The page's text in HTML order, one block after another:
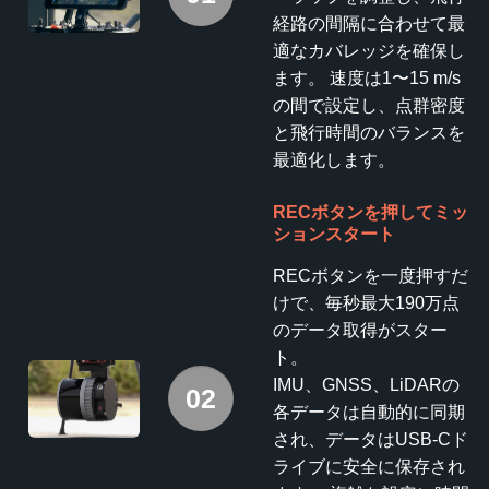
経路の間隔に合わせて最
適なカバレッジを確保し
ます。 速度は1〜15 m/s
の間で設定し、点群密度
と飛行時間のバランスを
最適化します。
02
RECボタンを押してミッ
ションスタート
RECボタンを一度押すだ
けで、毎秒最大190万点
のデータ取得がスター
ト。
IMU、GNSS、LiDARの
各データは自動的に同期
され、データはUSB-Cド
ライブに安全に保存され